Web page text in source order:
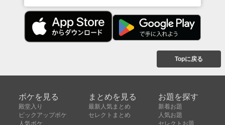
Topに戻る
ボケを見る
殿堂入り
ピックアップボケ
人気ボケ
まとめを見る
最新人気まとめ
セレクトまとめ
お題を探す
新着お題
人気お題
セレクトお題